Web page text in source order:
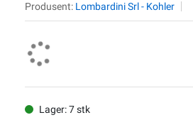
Produsent: Lombardini Srl - Kohler
Lager: 7 stk